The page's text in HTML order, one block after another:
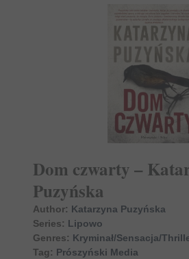
Dom czwarty –
Puzyńska
Author: Katarzyna Puzyńska
Series: Lipowo
Genres: Kryminał/Sensacja/
Tag: Prószyński Media